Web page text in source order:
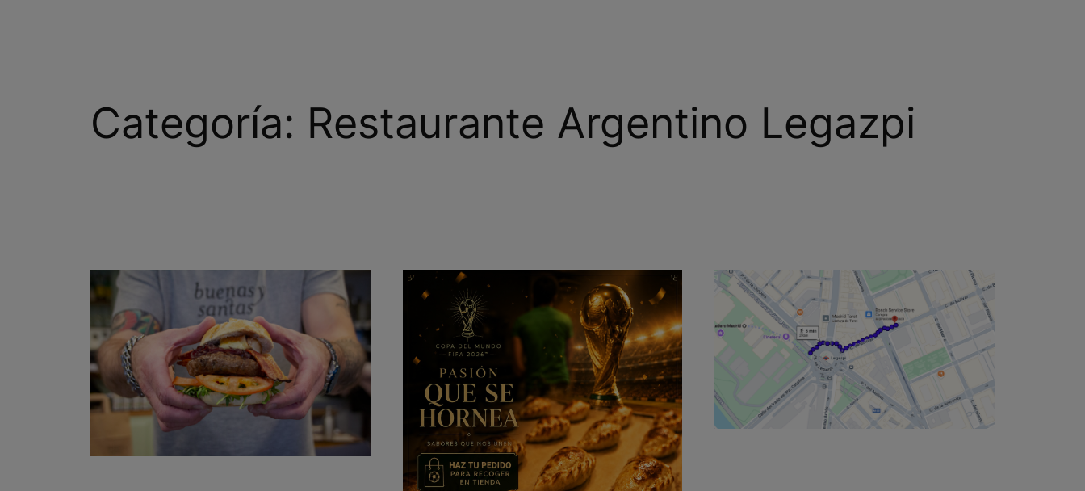
Categoría: Restaurante Argentino Legazpi